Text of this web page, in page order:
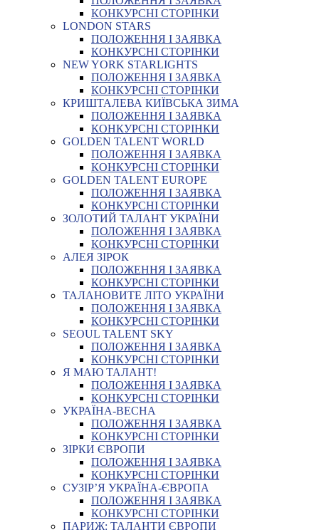
КОНКУРСНІ СТОРІНКИ
LONDON STARS
ПОЛОЖЕННЯ І ЗАЯВКА
КОНКУРСНІ СТОРІНКИ
NEW YORK STARLIGHTS
ПОЛОЖЕННЯ І ЗАЯВКА
КОНКУРСНІ СТОРІНКИ
КРИШТАЛЕВА КИЇВСЬКА ЗИМА
ПОЛОЖЕННЯ І ЗАЯВКА
КОНКУРСНІ СТОРІНКИ
GOLDEN TALENT WORLD
ПОЛОЖЕННЯ І ЗАЯВКА
КОНКУРСНІ СТОРІНКИ
GOLDEN TALENT EUROPE
ПОЛОЖЕННЯ І ЗАЯВКА
КОНКУРСНІ СТОРІНКИ
ЗОЛОТИЙ ТАЛАНТ УКРАЇНИ
ПОЛОЖЕННЯ І ЗАЯВКА
КОНКУРСНІ СТОРІНКИ
АЛЕЯ ЗІРОК
ПОЛОЖЕННЯ І ЗАЯВКА
КОНКУРСНІ СТОРІНКИ
ТАЛАНОВИТЕ ЛІТО УКРАЇНИ
ПОЛОЖЕННЯ І ЗАЯВКА
КОНКУРСНІ СТОРІНКИ
SEOUL TALENT SKY
ПОЛОЖЕННЯ І ЗАЯВКА
КОНКУРСНІ СТОРІНКИ
Я МАЮ ТАЛАНТ!
ПОЛОЖЕННЯ І ЗАЯВКА
КОНКУРСНІ СТОРІНКИ
УКРАЇНА-ВЕСНА
ПОЛОЖЕННЯ І ЗАЯВКА
КОНКУРСНІ СТОРІНКИ
ЗІРКИ ЄВРОПИ
ПОЛОЖЕННЯ І ЗАЯВКА
КОНКУРСНІ СТОРІНКИ
СУЗІР’Я УКРАЇНА-ЄВРОПА
ПОЛОЖЕННЯ І ЗАЯВКА
КОНКУРСНІ СТОРІНКИ
ПАРИЖ: ТАЛАНТИ ЄВРОПИ